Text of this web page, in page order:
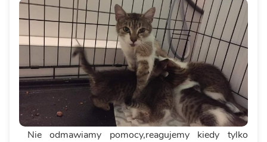
Nie odmawiamy pomocy,reagujemy kiedy tylko